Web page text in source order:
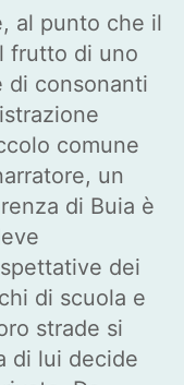
al punto che il
frutto di uno
di consonanti
comune
un
di Buia è
dei
di scuola e
strade si
di lui decide